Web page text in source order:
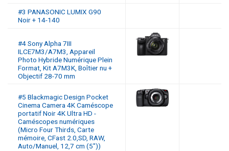
#3 PANASONIC LUMIX G90
Noir + 14-140
#4 Sony Alpha 7III
ILCE7M3/A7M3, Appareil
Photo Hybride Numérique Plein
Format, Kit A7M3K, Boîtier nu +
Objectif 28-70 mm
#5 Blackmagic Design Pocket
Cinema Camera 4K Caméscope
portatif Noir 4K Ultra HD -
Caméscopes numériques
(Micro Four Thirds, Carte
mémoire, CFast 2.0,SD, RAW,
Auto/Manuel, 12,7 cm (5″))